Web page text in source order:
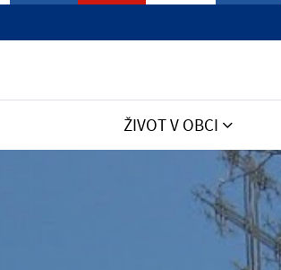
ŽIVOT V OBCI